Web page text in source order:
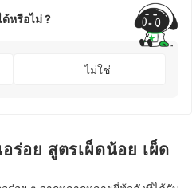
หรือไม่ ?
ไม่ใช่
ร่อย สูตรเผ็ดน้อย เผ็ด